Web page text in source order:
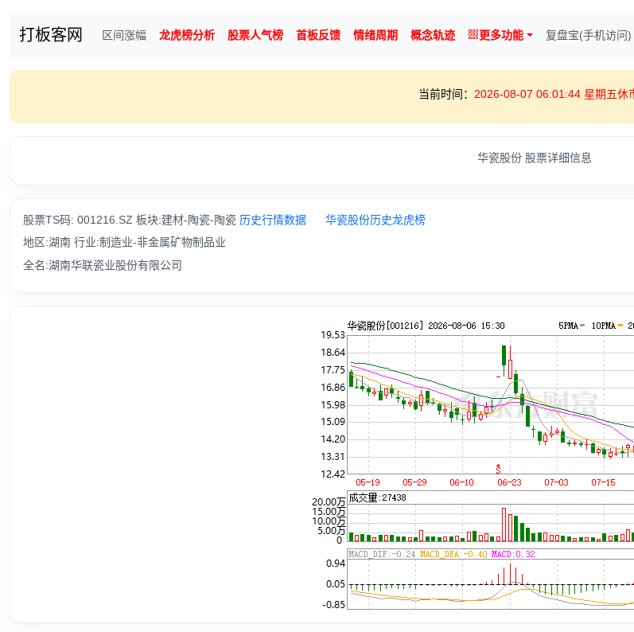
打板客网 区间涨幅 龙虎榜分析 股票人气榜 首板反馈 情绪周期 概念轨迹 更多功能 复盘宝(手机访问)
当前时间： 2026-08-07 06:01:44 星期五休
华瓷股份 股票详细信息
股票TS码: 001216.SZ 板块:建材-陶瓷-陶瓷 历史行情数据
华瓷股份历史龙虎榜
地区:湖南 行业:制造业-非金属矿物制品业
全名:湖南华联瓷业股份有限公司